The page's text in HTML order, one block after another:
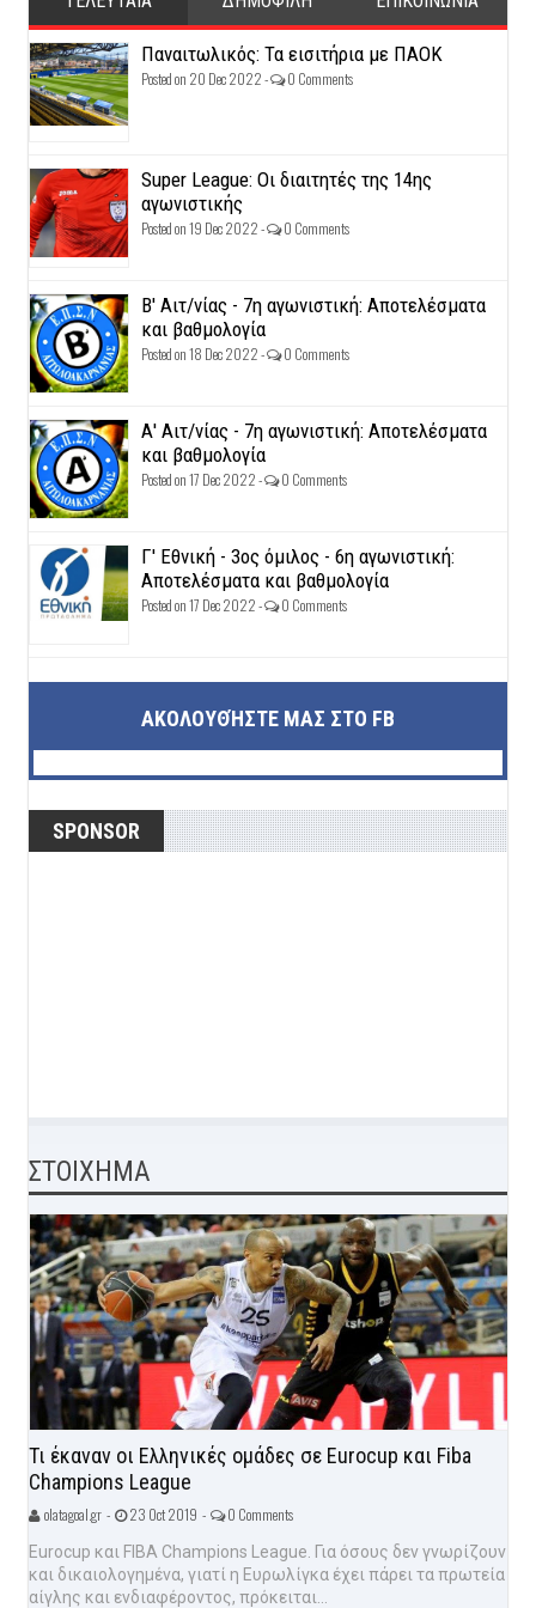
Παναιτωλικός: Τα εισιτήρια με ΠΑΟΚ
Posted on 20 Dec 2022 - 0 Comments
Super League: Οι διαιτητές της 14ης
αγωνιστικής
Posted on 19 Dec 2022 - 0 Comments
Β' Αιτ/νίας - 7η αγωνιστική: Αποτελέσματα
και βαθμολογία
Posted on 18 Dec 2022 - 0 Comments
Α' Αιτ/νίας - 7η αγωνιστική: Αποτελέσματα
και βαθμολογία
Posted on 17 Dec 2022 - 0 Comments
Γ' Εθνική - 3ος όμιλος - 6η αγωνιστική:
Αποτελέσματα και βαθμολογία
Posted on 17 Dec 2022 - 0 Comments
ΑΚΟΛΟΥΘΉΣΤΕ ΜΑΣ ΣΤΟ FB
SPONSOR
ΣΤΟΙΧΗΜΑ
Τι έκαναν οι Ελληνικές ομάδες σε Eurocup και Fiba
Champions League
olatagoal.gr - 23 Oct 2019 - 0 Comments
Eurocup και FIBA Champions League. Για όσους δεν γνωρίζουν
και δικαιολογημένα, γιατί η Ευρωλίγκα έχει πάρει τα πρωτεία
αίγλης και ενδιαφέροντος, πρόκειται...